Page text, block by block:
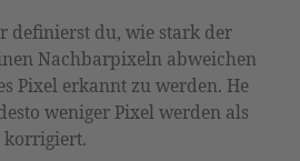
definierst du, wie stark der
Nachbarpixeln abweichen
Pixel erkannt zu werden. He
weniger Pixel werden als
korrigiert.